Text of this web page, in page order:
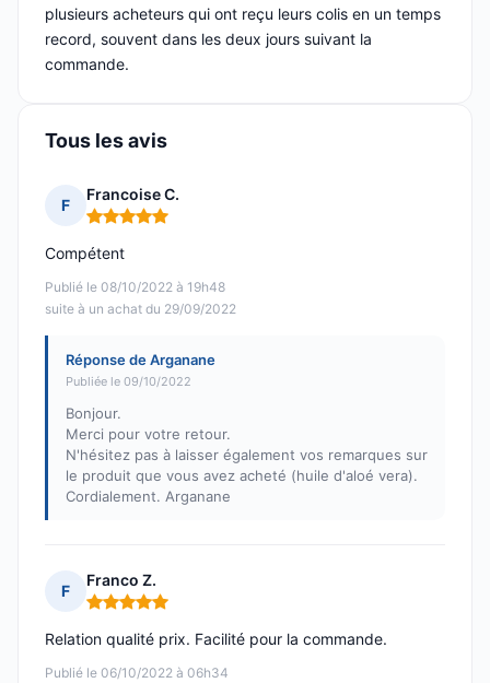
plusieurs acheteurs qui ont reçu leurs colis en un temps
record, souvent dans les deux jours suivant la
commande.
Tous les avis
F
Francoise C.
Note : 5 sur 5
Publié le 08/10/2022 à 19h48
suite à un achat du 29/09/2022
Compétent
Réponse de Arganane
Publiée le 09/10/2022
Bonjour.
Merci pour votre retour.
N'hésitez pas à laisser également vos remarques sur
le produit que vous avez acheté (huile d'aloé vera).
Cordialement. Arganane
F
Franco Z.
Note : 5 sur 5
Publié le 06/10/2022 à 06h34
Relation qualité prix. Facilité pour la commande.